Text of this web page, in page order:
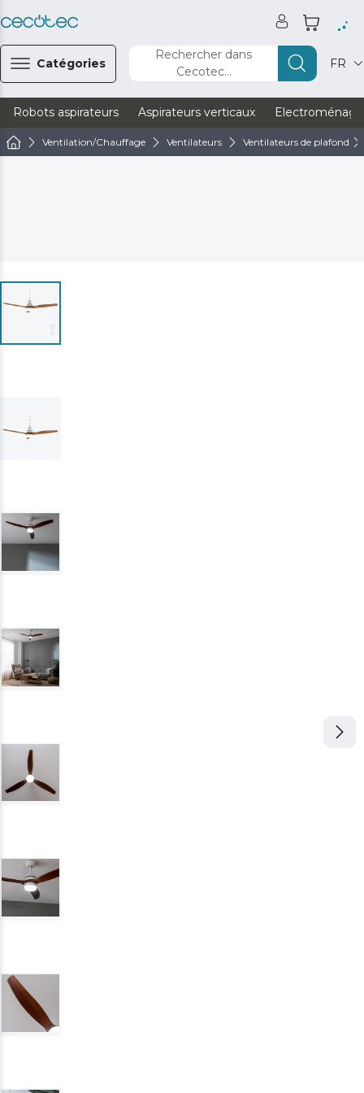
Catégories
Rechercher dans
Cecotec...
FR
Robots aspirateurs Aspirateurs verticaux
Ventilation/Chauffage Ventilateurs Ventilateurs de plafond